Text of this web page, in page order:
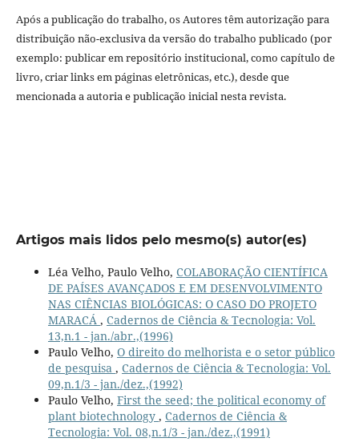
Após a publicação do trabalho, os Autores têm autorização para
distribuição não-exclusiva da versão do trabalho publicado (por
exemplo: publicar em repositório institucional, como capítulo de
livro, criar links em páginas eletrônicas, etc.), desde que
mencionada a autoria e publicação inicial nesta revista.
Artigos mais lidos pelo mesmo(s) autor(es)
Léa Velho, Paulo Velho, COLABORAÇÃO CIENTÍFICA
DE PAÍSES AVANÇADOS E EM DESENVOLVIMENTO
NAS CIÊNCIAS BIOLÓGICAS: O CASO DO PROJETO
MARACÁ , Cadernos de Ciência & Tecnologia: Vol.
13,n.1 - jan./abr.,(1996)
Paulo Velho, O direito do melhorista e o setor público
de pesquisa , Cadernos de Ciência & Tecnologia: Vol.
09,n.1/3 - jan./dez.,(1992)
Paulo Velho, First the seed; the political economy of
plant biotechnology , Cadernos de Ciência &
Tecnologia: Vol. 08,n.1/3 - jan./dez.,(1991)